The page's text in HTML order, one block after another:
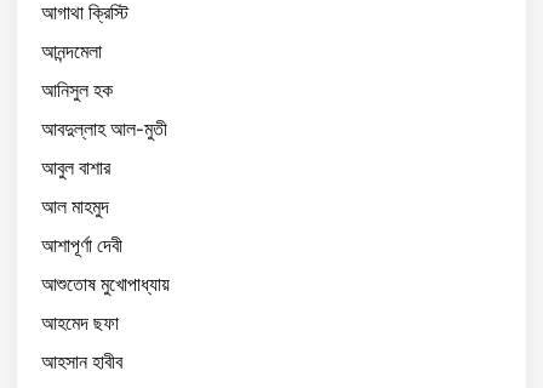
আগাথা ক্রিস্টি
আনন্দমেলা
আনিসুল হক
আবদুল্লাহ আল-মুতী
আবুল বাশার
আল মাহমুদ
আশাপূর্ণা দেবী
আশুতোষ মুখোপাধ্যায়
আহমেদ ছফা
আহসান হাবীব